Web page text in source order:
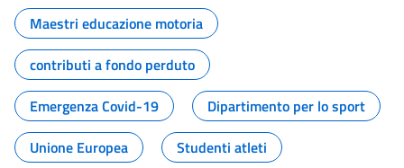
Maestri educazione motoria
contributi a fondo perduto
Emergenza Covid-19
Dipartimento per lo sport
Unione Europea
Studenti atleti